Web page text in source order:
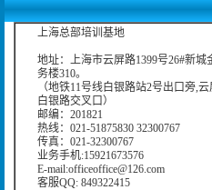
上海总部培训基地
地址：上海市云屏路1399号26#新城
务楼310。
（地铁11号线白银路站2号出口旁,云
白银路交叉口）
邮编：201821
热线：021-51875830 32300767
传真：021-32300767
业务手机:15921673576
E-mail:officeoffice@126.com
客服QQ: 849322415